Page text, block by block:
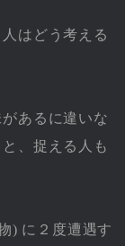
はどう考える
あるに違いな
、捉える人も
) に２度遭遇す